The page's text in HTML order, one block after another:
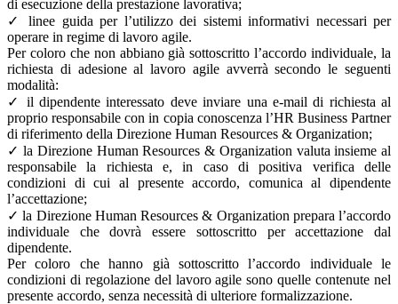
di esecuzione della prestazione lavorativa;
✓ linee guida per l’utilizzo dei sistemi informativi necessari per
operare in regime di lavoro agile.
Per coloro che non abbiano già sottoscritto l’accordo individuale, la
richiesta di adesione al lavoro agile avverrà secondo le seguenti
modalità:
✓ il dipendente interessato deve inviare una e-mail di richiesta al
proprio responsabile con in copia conoscenza l’HR Business Partner
di riferimento della Direzione Human Resources & Organization;
✓ la Direzione Human Resources & Organization valuta insieme al
responsabile la richiesta e, in caso di positiva verifica delle
condizioni di cui al presente accordo, comunica al dipendente
l’accettazione;
✓ la Direzione Human Resources & Organization prepara l’accordo
individuale che dovrà essere sottoscritto per accettazione dal
dipendente.
Per coloro che hanno già sottoscritto l’accordo individuale le
condizioni di regolazione del lavoro agile sono quelle contenute nel
presente accordo, senza necessità di ulteriore formalizzazione.